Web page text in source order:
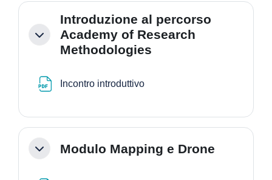
Minimizza
Introduzione al percorso
Academy of Research
Methodologies
Incontro introduttivo
MinimizzaModulo Mapping e Drone